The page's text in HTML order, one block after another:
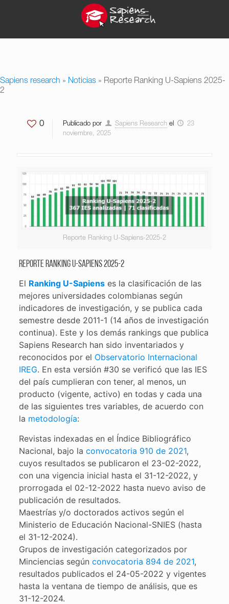
Sapiens research » Noticias » Reporte Ranking U-Sapiens 2025-
2
0 Publicado por Sapiens Research el
23
noviembre, 2025
Reporte Ranking U-Sapiens-2025-2
Reporte Ranking U-Sapiens 2025-2
El Ranking U-Sapienses la clasificación de las
mejores universidades colombianas según
indicadores de investigación, y se publica cada
semestre desde 2011-1 (14 años de investigación
continua). Este y los demás rankings que publica
Sapiens Research han sido inventariados y
reconocidos por el Observatorio Internacional
IREG. En esta versión #30 se verificó que las IES
del país cumplieran con tener, al menos, un
producto (vigente, activo) en todas y cada una
de las siguientes tres variables, de acuerdo con
la metodología:
Revistas indexadas en el Índice Bibliográfico
Nacional, bajo la convocatoria 910 de 2021,
cuyos resultados se publicaron el 23-02-2022,
con una vigencia inicial hasta el 31-12-2022, y
prorrogada el 02-12-2022 hasta nuevo aviso de
publicación de resultados.
Maestrías y/o doctorados activos según el
Ministerio de Educación Nacional-SNIES (hasta
el 31-12-2024).
Grupos de investigación categorizados por
Minciencias según convocatoria 894 de 2021,
resultados publicados el 24-05-2022 y vigentes
hasta la ventana de tiempo de análisis, que es
31-12-2024.